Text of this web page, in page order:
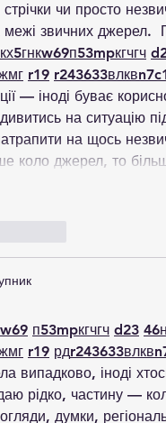
стрічки чи просто
межі звичних джерел.
кх5гнкw69п53mpкгчгч
мг r19 r243633влквn7
— іноді буває
на ситуацію
на щось
коло джерел, то
w69 п53mpкгчгч d23 46н
мг r19 рдr243633влкв
випадково, іноді
рідко, частину —
думки,